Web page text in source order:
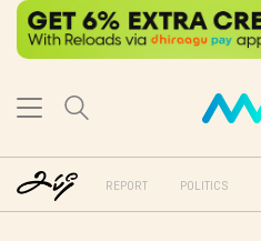
REPORT POLITICS